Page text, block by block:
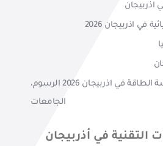
اذربيجان
في اذربيجان 2026
دراسة هندسة الطاقة في اذربيجان 2026 الرسوم،
الجامعات
التقنية في أذربيجان